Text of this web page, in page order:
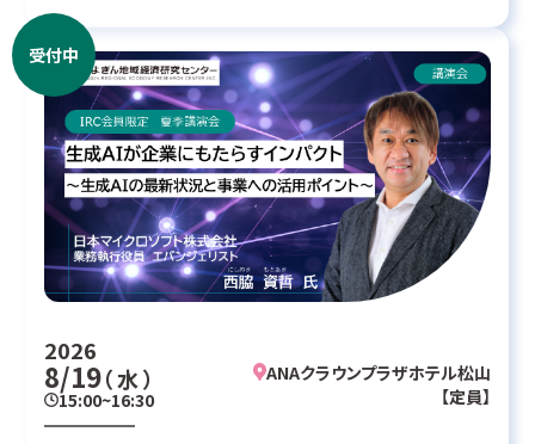
受付中
2026
8/19（ 水 ）
15:00~16:30
ANAクラウンプラザホテル松山
【定員】